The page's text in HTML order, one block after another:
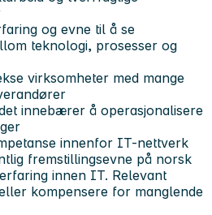
og evne til å se
teknologi, prosesser og
virksomheter med mange
innebærer å operasjonalisere
innenfor IT-nettverk
fremstillingsevne på norsk
innen IT. Relevant
kompensere for manglende